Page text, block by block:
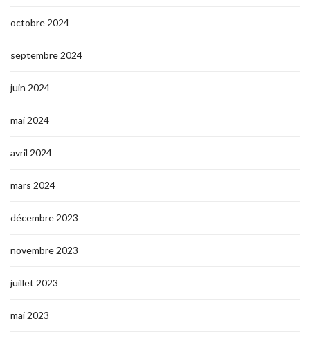
octobre 2024
septembre 2024
juin 2024
mai 2024
avril 2024
mars 2024
décembre 2023
novembre 2023
juillet 2023
mai 2023